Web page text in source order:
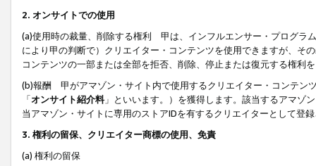
2. オンサイトでの使用
(a)使用時の裁量、削除する権利 甲は、インフルエンサー・プログラ
により甲の判断で）クリエイター・コンテンツを使用できますが、そ
コンテンツの一部または全部を拒否、削除、停止または復元する権利
(b)報酬 甲がアマゾン・サイト内で使用するクリエイター・コンテン
「オンサイト紹介料」といいます。）を獲得します。該当するアマゾ
当アマゾン・サイトに専用のストアIDを有するクリエイターとして登
3. 権利の留保、クリエイター商標の使用、免責
(a) 権利の留保